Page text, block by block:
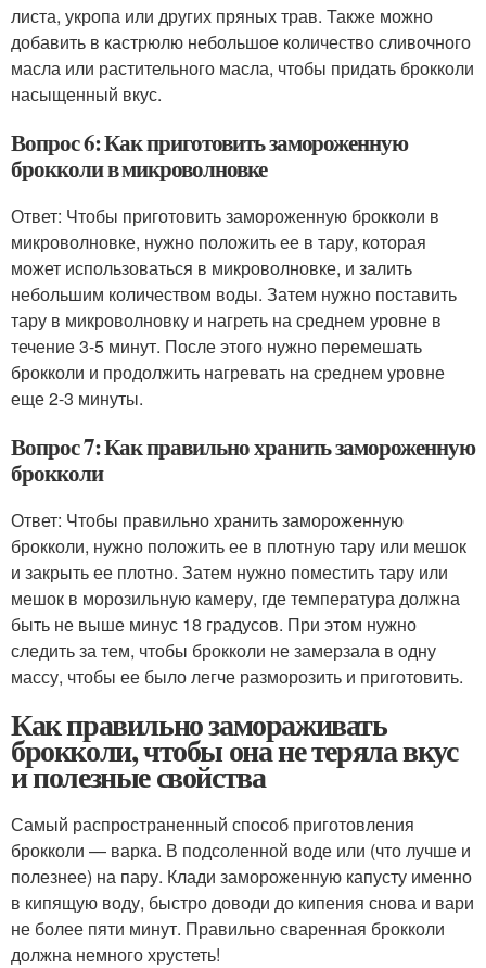
листа, укропа или других пряных трав. Также можно
добавить в кастрюлю небольшое количество сливочного
масла или растительного масла, чтобы придать брокколи
насыщенный вкус.
Вопрос 6: Как приготовить замороженную
брокколи в микроволновке
Ответ: Чтобы приготовить замороженную брокколи в
микроволновке, нужно положить ее в тару, которая
может использоваться в микроволновке, и залить
небольшим количеством воды. Затем нужно поставить
тару в микроволновку и нагреть на среднем уровне в
течение 3-5 минут. После этого нужно перемешать
брокколи и продолжить нагревать на среднем уровне
еще 2-3 минуты.
Вопрос 7: Как правильно хранить замороженную
брокколи
Ответ: Чтобы правильно хранить замороженную
брокколи, нужно положить ее в плотную тару или мешок
и закрыть ее плотно. Затем нужно поместить тару или
мешок в морозильную камеру, где температура должна
быть не выше минус 18 градусов. При этом нужно
следить за тем, чтобы брокколи не замерзала в одну
массу, чтобы ее было легче разморозить и приготовить.
Как правильно замораживать
брокколи, чтобы она не теряла вкус
и полезные свойства
Самый распространенный способ приготовления
брокколи — варка. В подсоленной воде или (что лучше и
полезнее) на пару. Клади замороженную капусту именно
в кипящую воду, быстро доводи до кипения снова и вари
не более пяти минут. Правильно сваренная брокколи
должна немного хрустеть!